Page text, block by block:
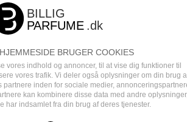
BRUGER COOKIES
vores indhold og annoncer, til at vise dig funktioner til
vores trafik. Vi deler også oplysninger om din brug
partnere inden for sociale medier,
kan kombinere disse data med andre oplysninger,
har indsamlet fra din brug af deres tjenester.